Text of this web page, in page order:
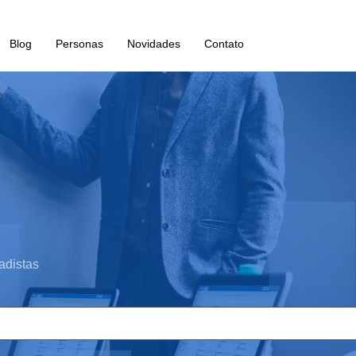
Blog Personas Novidades Contato